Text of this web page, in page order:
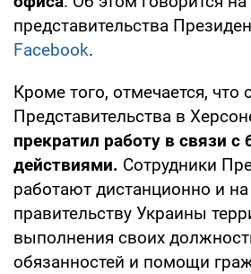
представительства
Facebook.
Кроме того, отмечается, что
Представительства в
прекратил работу в связи
действиями. Сотрудники
работают дистанционно и
правительству Украины
выполнения своих
обязанностей и помощи